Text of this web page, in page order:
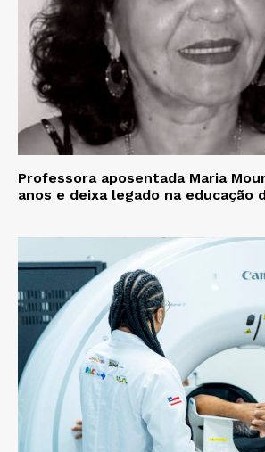
Professora aposentada Maria
anos e deixa legado na educação